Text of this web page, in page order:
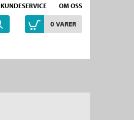
KUNDESERVICE OM OSS
0VARER